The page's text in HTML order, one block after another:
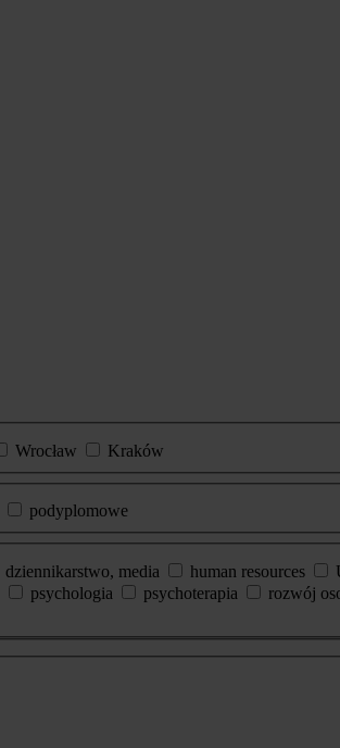
Wrocław
Kraków
podyplomowe
dziennikarstwo, media human resources
psychologia psychoterapia rozwój